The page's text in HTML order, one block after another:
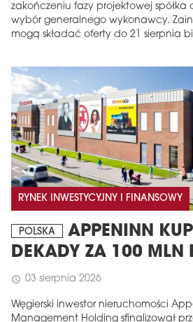
zakończeniu fazy projektowej spółka
wybór generalnego wykonawcy.
mogą składać oferty do 21 sierpnia
RYNEK INWESTYCYJNY I FINANSOWY
POLSKA
APPENINN
DEKADY ZA 100 MLN
schedule 03 sierpnia 2026
Węgierski inwestor nieruchomości
Management Holding sfinalizował